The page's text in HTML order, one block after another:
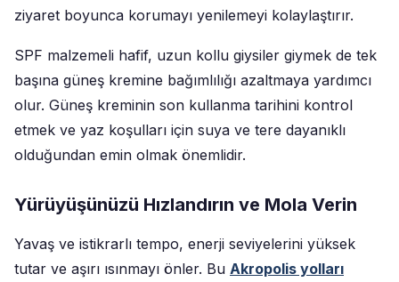
ziyaret boyunca korumayı yenilemeyi kolaylaştırır.
SPF malzemeli hafif, uzun kollu giysiler giymek de tek
başına güneş kremine bağımlılığı azaltmaya yardımcı
olur. Güneş kreminin son kullanma tarihini kontrol
etmek ve yaz koşulları için suya ve tere dayanıklı
olduğundan emin olmak önemlidir.
Yürüyüşünüzü Hızlandırın ve Mola Verin
Yavaş ve istikrarlı tempo, enerji seviyelerini yüksek
tutar ve aşırı ısınmayı önler. Bu Akropolis yolları